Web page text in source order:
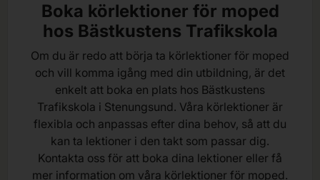
Boka körlektioner för moped
hos Bästkustens Trafikskola
Om du är redo att börja ta körlektioner för moped
och vill komma igång med din utbildning, är det
enkelt att boka en plats hos Bästkustens
Trafikskola i Stenungsund. Våra körlektioner är
flexibla och anpassas efter dina behov, så att du
kan ta lektioner i den takt som passar dig.
Kontakta oss för att boka dina lektioner eller få
mer information om våra körlektioner för moped.